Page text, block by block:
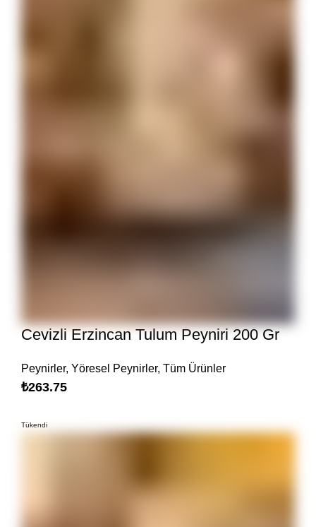
Cevizli Erzincan Tulum Peyniri 200 Gr
Peynirler, Yöresel Peynirler, Tüm Ürünler
₺263.75
Tükendi